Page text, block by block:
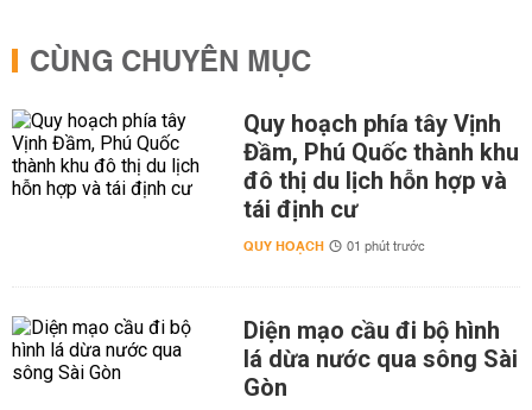
CÙNG CHUYÊN MỤC
Quy hoạch phía tây Vịnh
Đầm, Phú Quốc thành khu
đô thị du lịch hỗn hợp và
tái định cư
QUY HOẠCH 01 phút trước
Diện mạo cầu đi bộ hình
lá dừa nước qua sông Sài
Gòn